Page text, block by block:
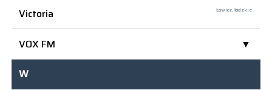
Victoria Łowicz, łódzkie
VOX FM
W